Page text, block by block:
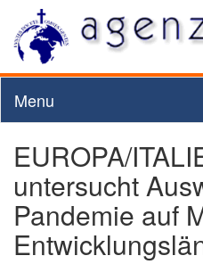
Menu
EUROPA/
untersucht
Pandemie auf